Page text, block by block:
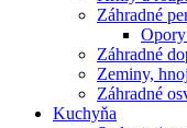
Záhradné
Záhradné
Zeminy,
Záhradné
Kuchyňa